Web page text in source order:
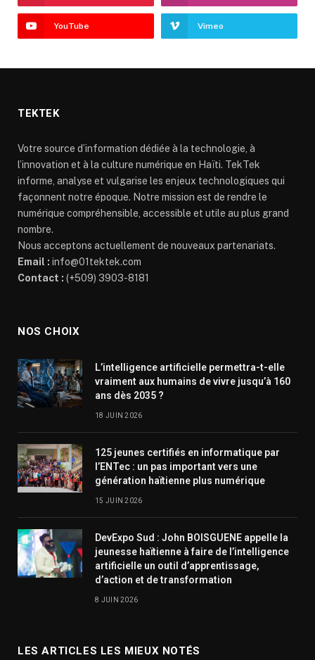
YouTube Vimeo
TEKTEK
Votre source d’information dédiée à la technologie, à
l’innovation et à la culture numérique en Haïti. TekTek
informe, analyse et vulgarise les enjeux technologiques qui
façonnent notre époque. Notre mission est de rendre le
numérique compréhensible, accessible et utile au plus grand
nombre.
Nous acceptons actuellement de nouveaux partenariats.
Email : info@01tektek.com
Contact : (+509) 3903-8181
NOS CHOIX
L’intelligence artificielle permettra-t-elle
vraiment aux humains de vivre jusqu’à 160
ans dès 2035 ?
18 JUIN 2026
125 jeunes certifiés en informatique par
l’ENTec : un pas important vers une
génération haïtienne plus numérique
15 JUIN 2026
DevExpo Sud : John BOISGUENE appelle la
jeunesse haïtienne à faire de l’intelligence
artificielle un outil d’apprentissage,
d’action et de transformation
8 JUIN 2026
LES ARTICLES LES MIEUX NOTÉS